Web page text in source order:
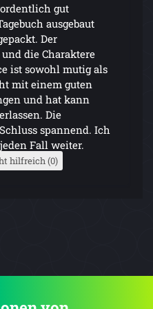
gut
ausgebaut
Der
die Charaktere
ist sowohl mutig als
mit einem guten
und hat kann
Die
spannend. Ich
Fall weiter.
hilfreich (0)